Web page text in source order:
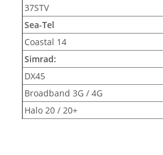
37STV
Sea-Tel
Coastal 14
Simrad:
DX45
Broadband 3G / 4G
Halo 20 / 20+